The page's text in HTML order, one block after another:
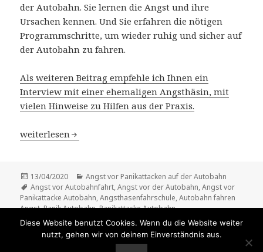
der Autobahn. Sie lernen die Angst und ihre
Ursachen kennen. Und Sie erfahren die nötigen
Programmschritte, um wieder ruhig und sicher auf
der Autobahn zu fahren.
Als weiteren Beitrag empfehle ich Ihnen ein
Interview mit einer ehemaligen Angsthäsin, mit
vielen Hinweise zu Hilfen aus der Praxis.
Angst vor Panikattacken auf der Autobahn bewältigen
weiterlesen
Veröffentlicht
am
13/04/2020 Kategorien
Angst vor Panikattacken auf der Autobahn
Schlagwörter
Angst vor Autobahnfahrt,Angst vor der Autobahn,Angst vor
Panikattacke Autobahn,Angsthasenfahrschule,Autobahn fahren
Angst,Panik Autobahn,Panikattacke Autobahn
19 Kommentare
zu Angst vor Panikattacken auf der Autobahn
Diese Website benutzt Cookies. Wenn du die Website weiter
nutzt, gehen wir von deinem Einverständnis aus.